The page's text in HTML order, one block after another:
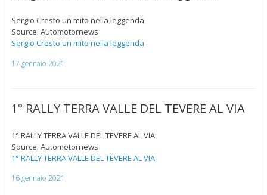
Sergio Cresto un mito nella leggenda
Source: Automotornews
Sergio Cresto un mito nella leggenda
17 gennaio 2021
1° RALLY TERRA VALLE DEL TEVERE AL VIA
1° RALLY TERRA VALLE DEL TEVERE AL VIA
Source: Automotornews
1° RALLY TERRA VALLE DEL TEVERE AL VIA
16 gennaio 2021